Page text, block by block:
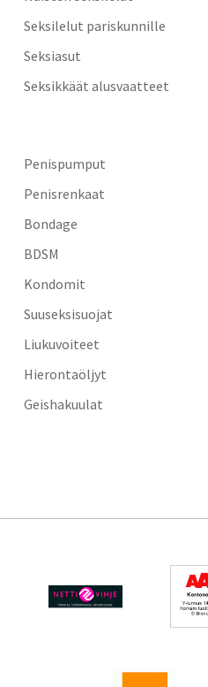
Seksilelut pariskunnille
Seksiasut
Seksikkäät alusvaatteet
Penispumput
Penisrenkaat
Bondage
BDSM
Kondomit
Suuseksisuojat
Liukuvoiteet
Hierontaöljyt
Geishakuulat